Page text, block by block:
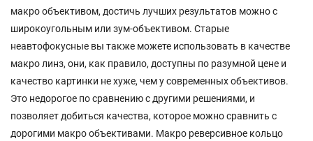
макро объективом, достичь лучших результатов можно с
широкоугольным или зум-объективом. Старые
неавтофокусные вы также можете использовать в качестве
макро линз, они, как правило, доступны по разумной цене и
качество картинки не хуже, чем у современных объективов.
Это недорогое по сравнению с другими решениями, и
позволяет добиться качества, которое можно сравнить с
дорогими макро объективами. Макро реверсивное кольцо